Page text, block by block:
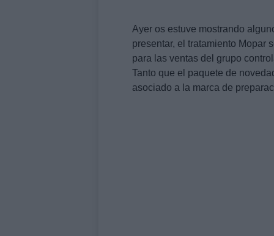
Ayer os estuve mostrando
presentar, el tratamiento Mopar
para las ventas del grupo
Tanto que el paquete de
asociado a la marca de